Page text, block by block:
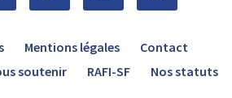
Mentions légales
Contact
soutenir RAFI-SF Nos statuts